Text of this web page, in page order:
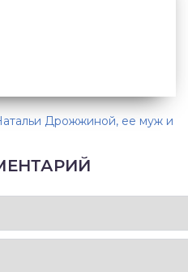
Дрожжиной, ее муж и